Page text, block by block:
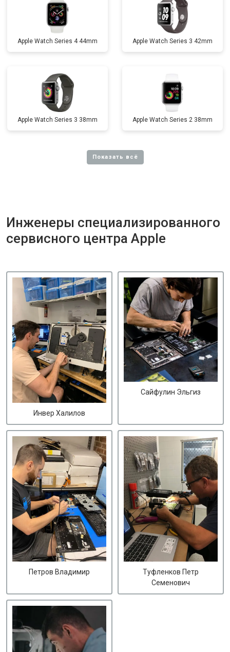
Apple Watch Series 4 44mm Apple Watch Series 3 42mm
Apple Watch Series 3 38mm Apple Watch Series 2 38mm
Инженеры специализированного
сервисного центра Apple
Инвер Халилов
Сайфулин Эльгиз
Петров Владимир
Туфленков Петр
Семенович